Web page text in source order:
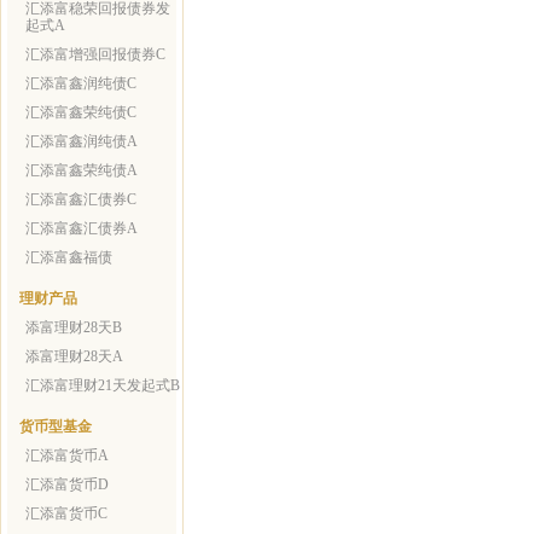
汇添富稳荣回报债券发
起式A
汇添富增强回报债券C
汇添富鑫润纯债C
汇添富鑫荣纯债C
汇添富鑫润纯债A
汇添富鑫荣纯债A
汇添富鑫汇债券C
汇添富鑫汇债券A
汇添富鑫福债
理财产品
添富理财28天B
添富理财28天A
汇添富理财21天发起式B
货币型基金
汇添富货币A
汇添富货币D
汇添富货币C